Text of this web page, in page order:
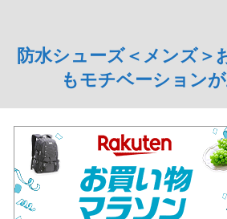
防水シューズ＜メンズ＞
もモチベーション